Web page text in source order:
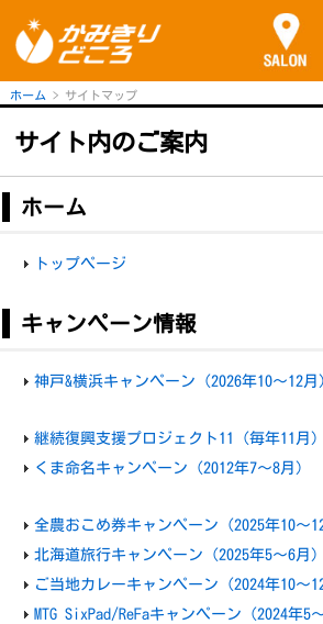
ホーム サイトマップ
サイト内のご案内
ホーム
トップページ
キャンペーン情報
神戸&横浜キャンペーン（2026年10～12月
継続復興支援プロジェクト11（毎年11月）
くま命名キャンペーン（2012年7～8月）
全農おこめ券キャンペーン（2025年10～
北海道旅行キャンペーン（2025年5～6月）
ご当地カレーキャンペーン（2024年10～
MTG SixPad/ReFaキャンペーン（2024年5